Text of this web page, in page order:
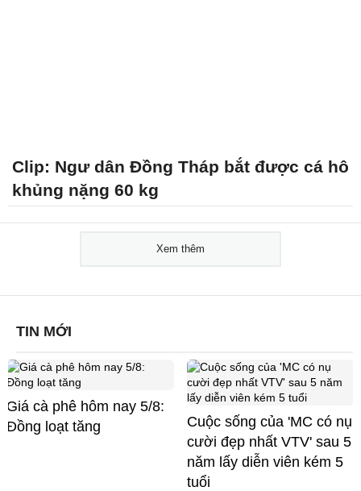
Clip: Ngư dân Đồng Tháp bắt được cá hô
khủng nặng 60 kg
Xem thêm
TIN MỚI
Giá cà phê hôm nay 5/8:
Đồng loạt tăng
Cuộc sống của 'MC có nụ
cười đẹp nhất VTV' sau 5
năm lấy diễn viên kém 5
tuổi